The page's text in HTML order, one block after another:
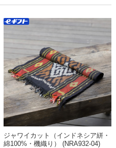
ジャワイカット（インドネシア絣・
綿100%・機織り） (NRA932-04)